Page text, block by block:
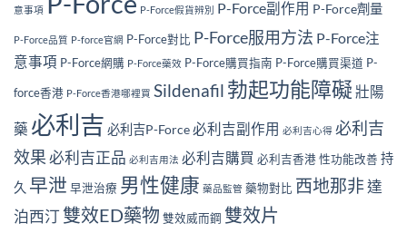
意事項 P-Force假貨辨別 P-Force副作用 P-Force劑量
P-Force品質 P-force官網 P-Force對比 P-Force服用方法 P-Force注
意事項 P-Force網購 P-Force藥效 P-Force購買指南 P-Force購買渠道 P-
force香港 P-Force香港哪裡買 Sildenafil 勃起功能障礙 壯陽
藥 必利吉 必利吉P-Force必利吉副作用 必利吉心得 必利吉
效果必利吉正品 必利吉用法 必利吉購買 必利吉香港 性功能改善 持
久 早泄 早泄治療 男性健康 藥品監管 藥物對比 西地那非達
泊西汀雙效ED藥物 雙效威而鋼 雙效片